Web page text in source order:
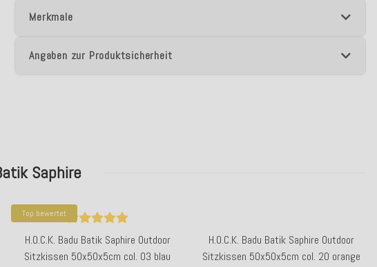
Merkmale
Angaben zur Produktsicherheit
Saphire
Top bewertet
H.O.C.K. Badu Batik Saphire Outdoor
Sitzkissen 50x50x5cm col. 03 blau
H.O.C.K. Badu Batik Saphire Outdoor
Sitzkissen 50x50x5cm col. 20 orange